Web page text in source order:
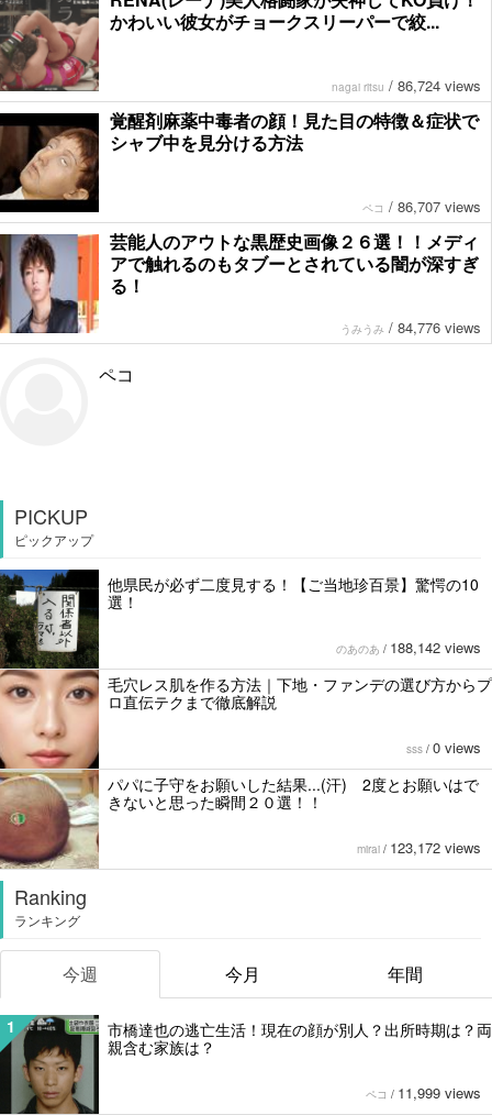
かわいい彼女がチョークスリーパーで絞...
nagai ritsu / 86,724 views
覚醒剤麻薬中毒者の顔！見た目の特徴＆症状で
シャブ中を見分ける方法
ペコ / 86,707 views
芸能人のアウトな黒歴史画像２６選！！メディ
アで触れるのもタブーとされている闇が深すぎ
る！
うみうみ / 84,776 views
ペコ
PICKUP
ピックアップ
他県民が必ず二度見する！【ご当地珍百景】驚愕の10
選！
のあのあ / 188,142 views
毛穴レス肌を作る方法｜下地・ファンデの選び方からプ
ロ直伝テクまで徹底解説
sss / 0 views
パパに子守をお願いした結果...(汗) 2度とお願いはで
きないと思った瞬間２０選！！
mirai / 123,172 views
Ranking
ランキング
今週 今月 年間
1
市橋達也の逃亡生活！現在の顔が別人？出所時期は？両
親含む家族は？
ペコ / 11,999 views